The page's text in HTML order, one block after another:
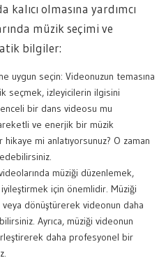
olmasına yardımcı
müzik seçimi ve
bilgiler:
uygun seçin: Videonuzun temasına
seçmek, izleyicilerin ilgisini
bir dans videosu mu
ve enerjik bir müzik
mi anlatıyorsunuz? O zaman
müziği düzenlemek,
iyileştirmek için önemlidir. Müziği
dönüştürerek videonun daha
Ayrıca, müziği videonun
daha profesyonel bir